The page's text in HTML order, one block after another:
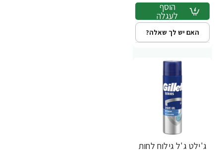
הוסף
לעגלה
האם יש לך שאלה?
ג'ילט ג'ל גילוח לחות